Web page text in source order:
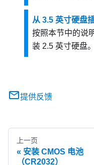
从 3.5 英寸硬盘
按照本节中的说
装 2.5 英寸硬盘。
提供反馈
上一页
安装 CMOS 电池
（CR2032）